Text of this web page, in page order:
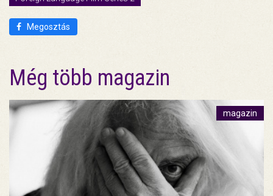
Megosztás
Még több magazin
magazin